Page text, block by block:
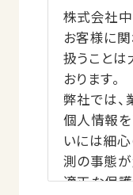
株式会社中
お客様に
扱うことは
おります。
弊社では、
個人情報
いには細
測の事態が
適正な保護